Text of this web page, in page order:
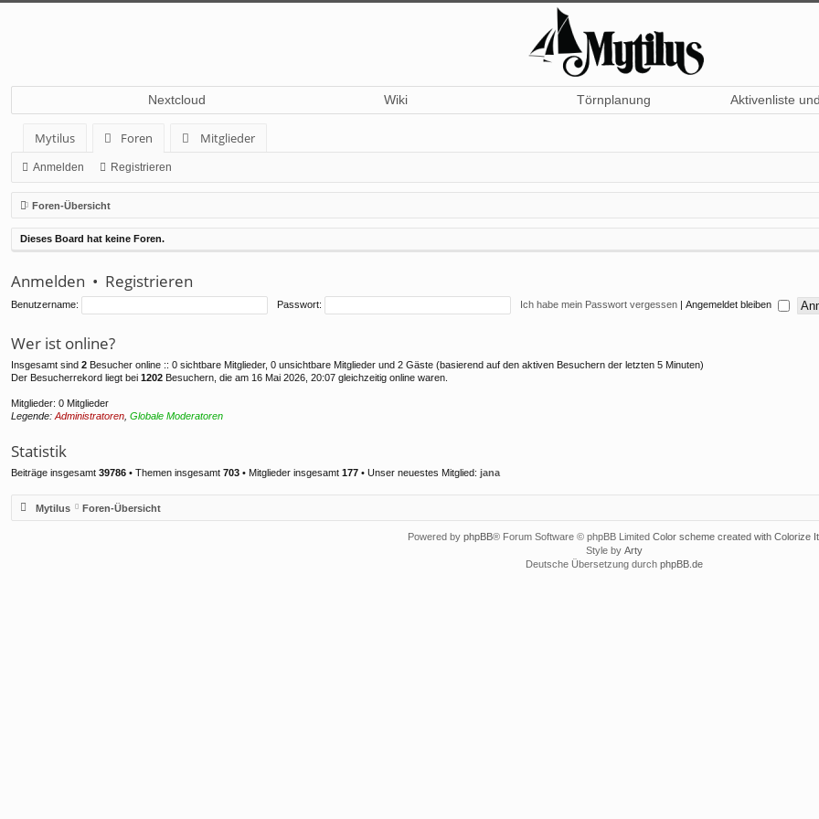
Nextcloud Wiki Törnplanung Aktivenliste
Mytilus Foren
Mitglieder
Anmelden Registrieren
Foren-Übersicht
Dieses Board hat keine Foren.
Anmelden • Registrieren
Benutzername: Passwort: Ich habe mein Passwort vergessen | Angemeldet bleiben
Wer ist online?
Insgesamt sind 2 Besucher online :: 0 sichtbare Mitglieder, 0 unsichtbare Mitglieder und 2 Gäste (basierend auf den aktiven Besuchern der letzten 5 Minuten)
Der Besucherrekord liegt bei 1202 Besuchern, die am 16 Mai 2026, 20:07 gleichzeitig online waren.
Mitglieder: 0 Mitglieder
Legende: Administratoren Globale Moderatoren
Statistik
Beiträge insgesamt 39786 • Themen insgesamt 703 • Mitglieder insgesamt 177 • Unser neuestes Mitglied: jana
Mytilus Foren-Übersicht
Powered by phpBB® Forum Software © phpBB Limited Color scheme created with Colorize It.
Style by Arty
Deutsche Übersetzung durch phpBB.de